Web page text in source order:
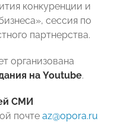
конкуренции и
сессия по
партнерства.
организована
на Youtube.
СМИ
почте az@opora.ru